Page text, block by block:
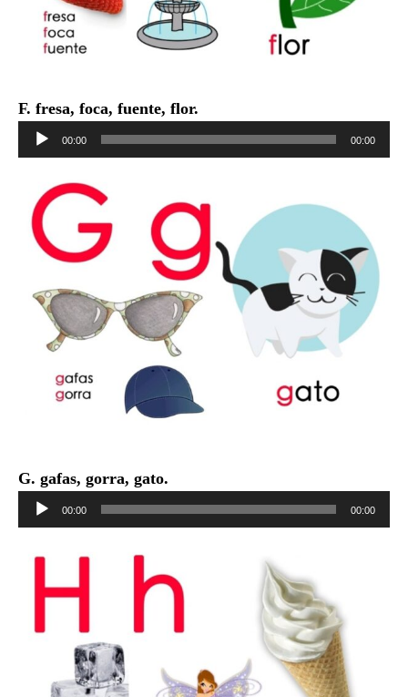
F. fresa, foca, fuente, flor.
Reproductor
de
audio
00:00 00:00
G. gafas, gorra, gato.
Reproductor
de
00:00 00:00